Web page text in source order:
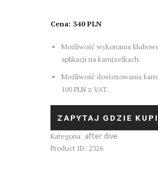
Cena: 340 PLN
Możliwość wykonania
aplikacji na kamizelkach.
Możliwość dostosowania
100 PLN z VAT.
ZAPYTAJ GDZIE
Kategoria: after dive
Product ID: 2326